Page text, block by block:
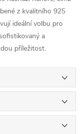
z kvalitního 925
ideální volbu pro
a
příležitost.